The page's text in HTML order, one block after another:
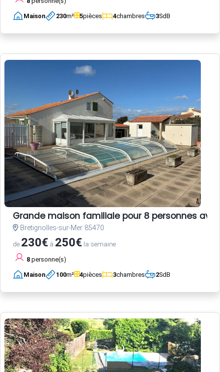
Maison 230m² 5pièces 4chambres 3SdB
Grande maison familiale pour 8 personnes
Bretignolles-sur-Mer 85470
de 230€ à 250€ la semaine
8 personne(s)
Maison 100m² 4pièces 3chambres 2SdB